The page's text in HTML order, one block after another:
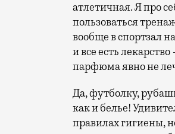
атлетичная. Я про
пользоваться
вообще в спортзал
и все есть
парфюма явно не
Да, футболку,
как и белье!
правилах гигиены,